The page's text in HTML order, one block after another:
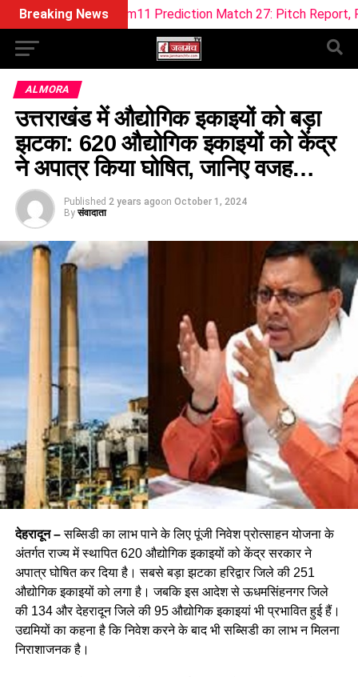
Breaking News
Dream11 Prediction Match 27: Pitch Report, Playing XI &
ALMORA
उत्तराखंड में औद्योगिक इकाइयों को बड़ा
झटका: 620 औद्योगिक इकाइयों को केंद्र
ने अपात्र किया घोषित, जानिए वजह…
Published 2 years agoon October 1, 2024
By संवादाता
देहरादून –सब्सिडी का लाभ पाने के लिए पूंजी निवेश प्रोत्साहन योजना के
अंतर्गत राज्य में स्थापित 620 औद्योगिक इकाइयों को केंद्र सरकार ने
अपात्र घोषित कर दिया है। सबसे बड़ा झटका हरिद्वार जिले की 251
औद्योगिक इकाइयों को लगा है। जबकि इस आदेश से ऊधमसिंहनगर जिले
की 134 और देहरादून जिले की 95 औद्योगिक इकाइयां भी प्रभावित हुई हैं।
उद्यमियों का कहना है कि निवेश करने के बाद भी सब्सिडी का लाभ न मिलना
निराशाजनक है।